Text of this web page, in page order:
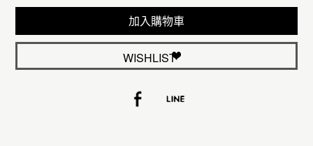
加入購物車
WISHLIST